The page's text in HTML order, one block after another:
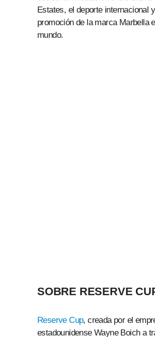
Estates, el deporte internacional
promoción de la marca Marbella
mundo.
SOBRE RESERVE
Reserve Cup, creada por el
estadounidense Wayne Boich a